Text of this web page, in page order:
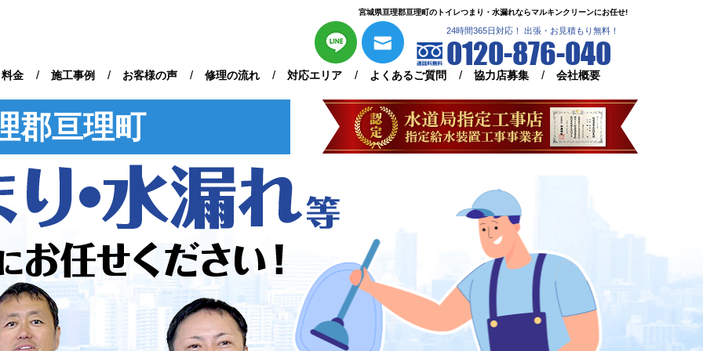
宮城県亘理郡亘理町のトイレつまり・水漏れならマルキンクリーンにお任せ!
24時間365日対応！ 出張・お見積もり無料！
0120-876-040
金 施工事例 お客様の声 修理の流れ 対応エリア よくあるご質問 協力店募集 会社概要
郡亘理町